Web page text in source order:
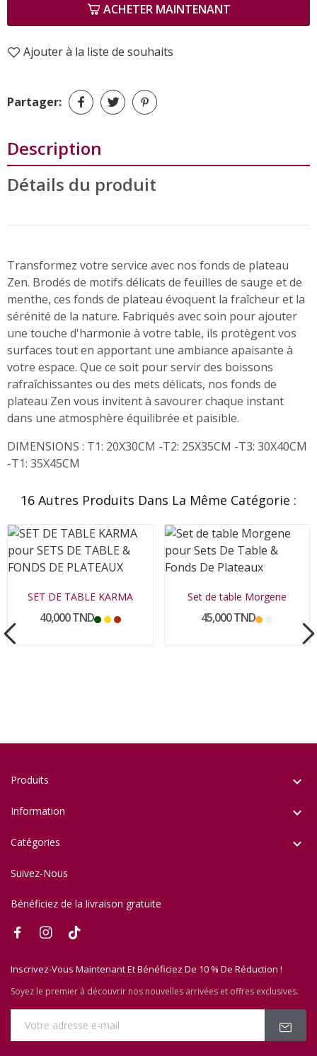
ACHETER MAINTENANT
Ajouter à la liste de souhaits
Partager:
Description
Détails du produit
Transformez votre service avec nos fonds de plateau
Zen. Brodés de motifs délicats de feuilles de sauge et de
menthe, ces fonds de plateau évoquent la fraîcheur et la
sérénité de la nature. Fabriqués avec soin pour ajouter
une touche d'harmonie à votre table, ils protègent vos
surfaces tout en apportant une ambiance apaisante à
votre espace. Que ce soit pour servir des boissons
rafraîchissantes ou des mets délicats, nos fonds de
plateau Zen vous invitent à savourer chaque instant
dans une atmosphère équilibrée et paisible.
DIMENSIONS : T1: 20X30CM -T2: 25X35CM -T3: 30X40CM
-T1: 35X45CM
16 Autres Produits Dans La Même Catégorie :
SET DE TABLE KARMA
40,000 TND
Set de table Morgene
45,000 TND
Produits 
Information 
Catégories 
Suivez-Nous
Bénéficiez de la livraison gratuite
Inscrivez-Vous Maintenant Et Bénéficiez De 10 % De Réduction !
Soyez le premier à découvrir nos nouvelles arrivées et offres exclusives.